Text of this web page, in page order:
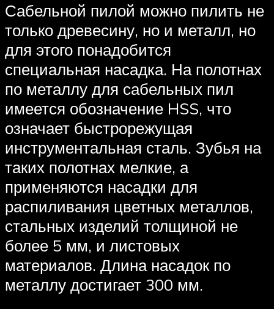
Сабельной пилой можно пилить не
только древесину, но и металл, но
для этого понадобится
специальная насадка. На полотнах
по металлу для сабельных пил
имеется обозначение HSS, что
означает быстрорежущая
инструментальная сталь. Зубья на
таких полотнах мелкие, а
применяются насадки для
распиливания цветных металлов,
стальных изделий толщиной не
более 5 мм, и листовых
материалов. Длина насадок по
металлу достигает 300 мм.